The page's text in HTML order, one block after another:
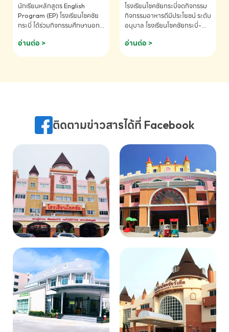
K2(Grop) โรงเรียนโชคชัยกระบี่-
สอบถามข้อมูลเพิ่มเติม โทร.
075-691910
ระดับประถมศึกษา (EP.1-
6)
นักเรียนหลักสูตร English
Program (EP) โรงเรียนโชคชัย
กระบี่ ได้ร่วมกิจกรรมศึกษานอก
ชมภาพยนตร์ Toy Story 5
(Soundtrack)เพื่อเสริมทักษะ
ภาษา ผ่านประสบการณ์การเรียนรู้
075-691910
อ่านต่อ >
โรงเรียนโชคชัยกระบี่จดกิจกรรม
กิจกรรมอาหารดีมีประโยชน์ ระดับ
อนุบาล โรงเรียนโชคชัยกระบี่-
075-691910
อ่านต่อ >
ติดตามข่าวสารได้ที่ Facebook